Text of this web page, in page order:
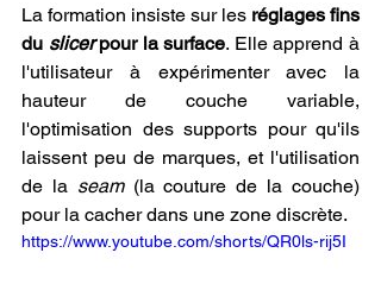
La formation insiste sur les réglages fins
du slicer pour la surface. Elle apprend à
l'utilisateur à expérimenter avec la
hauteur de couche variable,
l'optimisation des supports pour qu'ils
laissent peu de marques, et l'utilisation
de la seam (la couture de la couche)
pour la cacher dans une zone discrète.
https://www.youtube.com/shorts/QR0ls-rij5I